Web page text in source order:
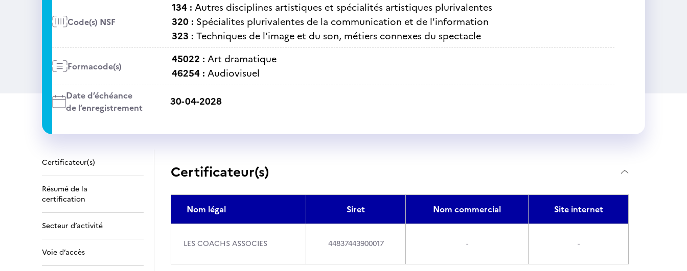
Code(s) NSF
134 : Autres disciplines artistiques et spécialités artistiques plurivalentes
320 : Spécialites plurivalentes de la communication et de l'information
323 : Techniques de l'image et du son, métiers connexes du spectacle
Formacode(s)
45022 : Art dramatique
46254 : Audiovisuel
Date d’échéance
de l’enregistrement
30-04-2028
Certificateur(s)
Résumé de la
certification
Secteur d’activité
Voie d’accès
Certificateur(s)
Nom légal Siret Nom commercial Site internet
LES COACHS ASSOCIES 44837443900017 - -